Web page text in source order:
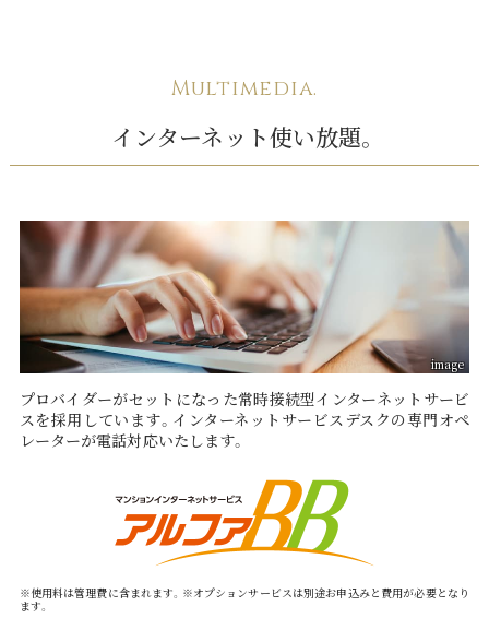
Multimedia.
インターネット使い放題。
プロバイダーがセットになった常時接続型インターネットサービ
スを採用しています。インターネットサービスデスクの専門オペ
レーターが電話対応いたします。
※使用料は管理費に含まれます。※オプションサービスは別途お申込みと費用が必要となり
ます。